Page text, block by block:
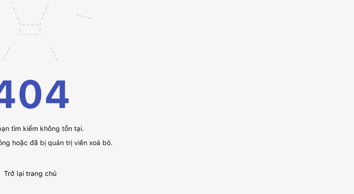
tìm kiếm không tồn tại.
hoặc đã bị quản trị viên xoá bỏ.
Trở lại trang chủ